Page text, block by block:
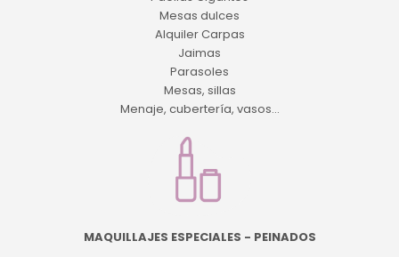
Mesas dulces
Alquiler Carpas
Jaimas
Parasoles
Mesas, sillas
Menaje, cubertería, vasos...
MAQUILLAJES ESPECIALES - PEINADOS